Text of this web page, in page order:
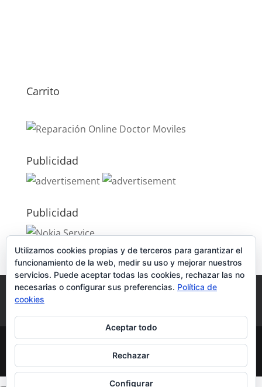
Carrito
Publicidad
Publicidad
Política de Cookies
Condiciones y Privacidad
© DoctorMoviles.com | Sitio Construido por
TimisDesign.com
Utilizamos cookies propias y de terceros para garantizar el
funcionamiento de la web, medir su uso y mejorar nuestros
servicios. Puede aceptar todas las cookies, rechazar las no
necesarias o configurar sus preferencias. Política de
cookies
Aceptar todo
Rechazar
Configurar